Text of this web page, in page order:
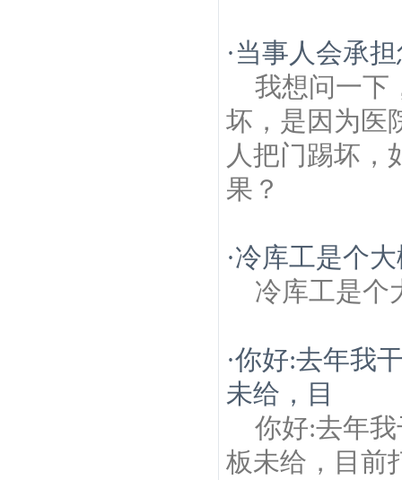
·当事人会承
我想问一下
坏，是因为医
人把门踢坏，
果？
·冷库工是个
冷库工是个
·你好:去年我
未给，目
你好:去年
板未给，目前